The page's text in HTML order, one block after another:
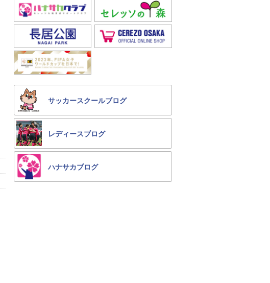
サッカースクールブログ
レディースブログ
ハナサカブログ